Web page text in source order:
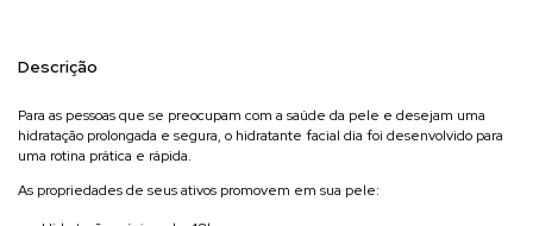
Descrição
Para as pessoas que se preocupam com a saúde da pele e desejam uma
hidratação prolongada e segura, o hidratante facial dia foi desenvolvido para
uma rotina prática e rápida.
As propriedades de seus ativos promovem em sua pele: